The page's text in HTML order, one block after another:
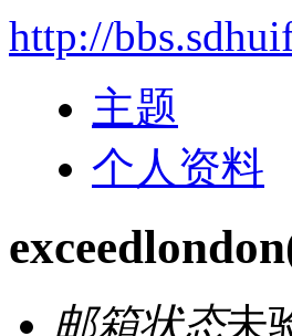
http://
主题
个人资料
exceedlondon
邮箱状态未